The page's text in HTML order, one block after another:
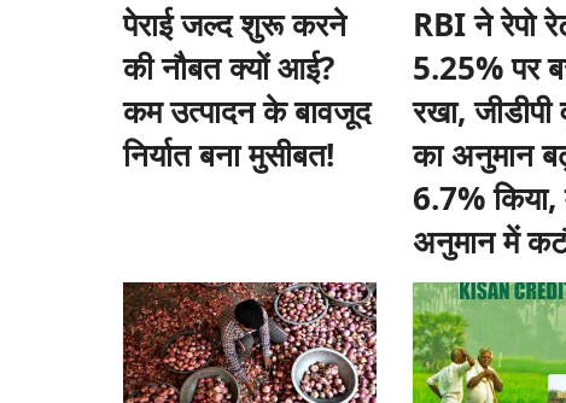
पेराई जल्द शुरू करने
की नौबत क्यों आई?
कम उत्पादन के बावजूद
निर्यात बना मुसीबत!
RBI ने रेपो
5.25% पर
रखा, जीडीपी
का अनुमान
6.7%
अनुमान में